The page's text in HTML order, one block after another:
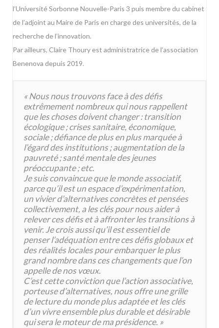
l’Université Sorbonne Nouvelle-Paris 3 puis membre du cabinet
de l’adjoint au Maire de Paris en charge des universités, de la
recherche de l’innovation.
Par ailleurs, Claire Thoury est administratrice de l’association
Benenova depuis 2019.
« Nous nous trouvons face à des défis
extrêmement nombreux qui nous rappellent
que les choses doivent changer : transition
écologique ; crises sanitaire, économique,
sociale ; défiance de plus en plus marquée à
l’égard des institutions ; augmentation de la
pauvreté ; santé mentale des jeunes
préoccupante ; etc.
Je suis convaincue que le monde associatif,
parce qu’il est un espace d’expérimentation,
un vivier d’alternatives concrètes et pensées
collectivement, a les clés pour nous aider à
relever ces défis et à affronter les transitions à
venir. Je crois aussi qu’il est essentiel de
penser l’adéquation entre ces défis globaux et
des réalités locales pour embarquer le plus
grand nombre dans ces changements que l’on
appelle de nos vœux.
C’est cette conviction que l’action associative,
porteuse d’alternatives, nous offre une grille
de lecture du monde plus adaptée et les clés
d’un vivre ensemble plus durable et désirable
qui sera le moteur de ma présidence. »